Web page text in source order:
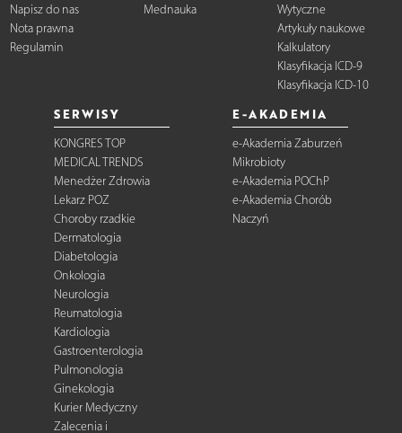
Napisz do nas
Nota prawna
Regulamin
Mednauka
Wytyczne
Artykuły naukowe
Kalkulatory
Klasyfikacja ICD-9
Klasyfikacja ICD-10
SERWISY
KONGRES TOP
MEDICAL TRENDS
Menedżer Zdrowia
Lekarz POZ
Choroby rzadkie
Dermatologia
Diabetologia
Onkologia
Neurologia
Reumatologia
Kardiologia
Gastroenterologia
Pulmonologia
Ginekologia
Kurier Medyczny
Zalecenia i
E-AKADEMIA
e-Akademia Zaburzeń
Mikrobioty
e-Akademia POChP
e-Akademia Chorób
Naczyń